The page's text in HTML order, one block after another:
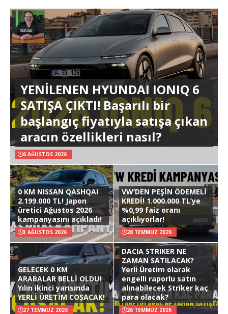
YENİLENEN HYUNDAI IONIQ 6
SATIŞA ÇIKTI! Başarılı bir
başlangıç fiyatıyla satışa çıkan
aracın özellikleri nasıl?
6 AĞUSTOS 2026
0 KM NISSAN QASHQAI
2.199.000 TL! Japon
üretici Ağustos 2026
kampanyasını açıkladı!
3 AĞUSTOS 2026
VW’DEN PEŞİN ÖDEMELİ
KREDİ! 1.000.000 TL’ye
%0,99 faiz oranı
açıklıyorlar!
28 TEMMUZ 2026
GELECEK 0 KM
ARABALAR BELLİ OLDU!
Yılın ikinci yarısında
YERLİ ÜRETİM COŞACAK!
27 TEMMUZ 2026
DACIA STRIKER NE
ZAMAN SATILACAK?
Yerli Üretim olarak
engelli raporlu satın
alınabilecek Striker kaç
para olacak?
26 TEMMUZ 2026